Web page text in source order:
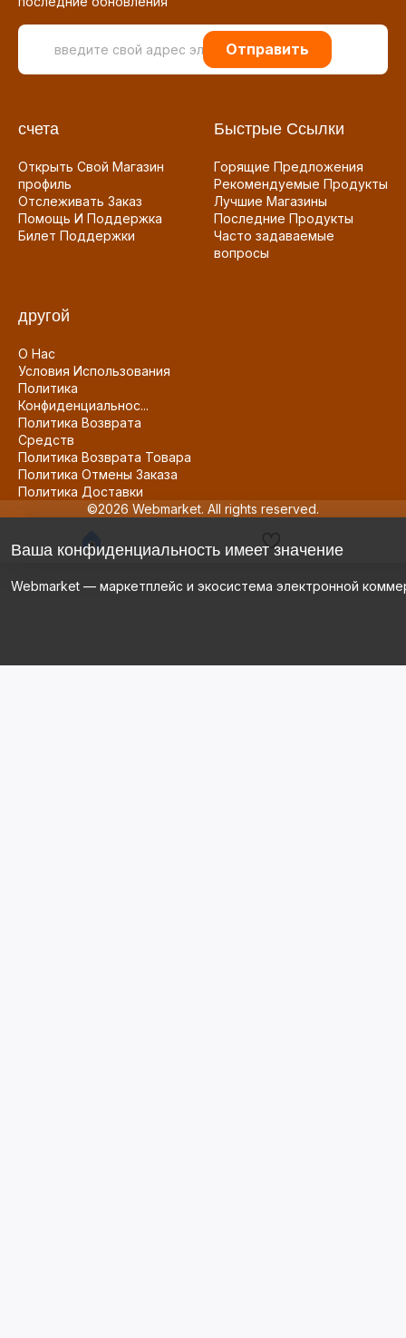
Отправить
счета
Открыть Свой Магазин
профиль
Отслеживать Заказ
Помощь И Поддержка
Билет Поддержки
Быстрые Ссылки
Горящие Предложения
Рекомендуемые Продукты
Лучшие Магазины
Последние Продукты
Часто задаваемые
вопросы
другой
О Нас
Условия Использования
Политика
Конфиденциальнос...
Политика Возврата
Средств
Политика Возврата Товара
Политика Отмены Заказа
Политика Доставки
©2026 Webmarket. All rights reserved.
Ваша конфиденциальность имеет значение
Webmarket — маркетплейс и экосистема электронной